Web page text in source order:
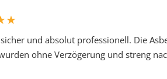
und absolut professionell. Die
ohne Verzögerung und streng